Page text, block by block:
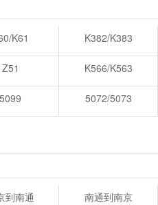
K61 K382/K383
Z51 K566/K563
5099 5072/5073
到南通 南通到南京